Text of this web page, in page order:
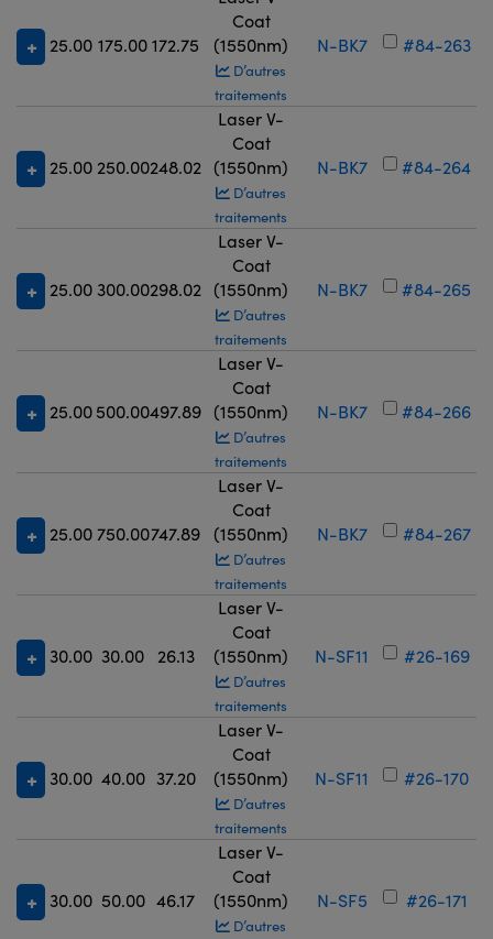
25.00 175.00172.75
Coat
(1550nm)
D’autres
traitements
N-BK7 #84-263
25.00 250.00248.02
Laser V-
Coat
(1550nm)
D’autres
traitements
N-BK7 #84-264
25.00 300.00298.02
Laser V-
Coat
(1550nm)
D’autres
traitements
N-BK7 #84-265
25.00 500.00497.89
Laser V-
Coat
(1550nm)
D’autres
traitements
N-BK7 #84-266
25.00 750.00747.89
Laser V-
Coat
(1550nm)
D’autres
traitements
N-BK7 #84-267
30.00 30.00 26.13
Laser V-
Coat
(1550nm)
D’autres
traitements
N-SF11 #26-169
30.00 40.00 37.20
Laser V-
Coat
(1550nm)
D’autres
traitements
N-SF11 #26-170
30.00 50.00 46.17
Laser V-
Coat
(1550nm)
D’autres
N-SF5 #26-171